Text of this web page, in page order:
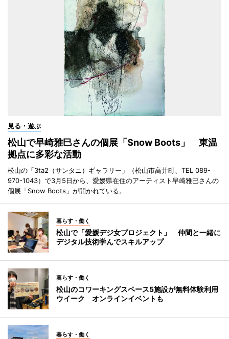
見る・遊ぶ
松山で早崎雅巳さんの個展「Snow Boots」 東温
拠点に多彩な活動
松山の「3ta2（サンタニ）ギャラリー」（松山市高井町、TEL 089-
970-1043）で3月5日から、愛媛県在住のアーティスト早崎雅巳さんの
個展「Snow Boots」が開かれている。
暮らす・働く
松山で「愛媛デジ女プロジェクト」 仲間と一緒に
デジタル技術学んでスキルアップ
暮らす・働く
松山のコワーキングスペース5施設が無料体験利用
ウイーク オンラインイベントも
暮らす・働く